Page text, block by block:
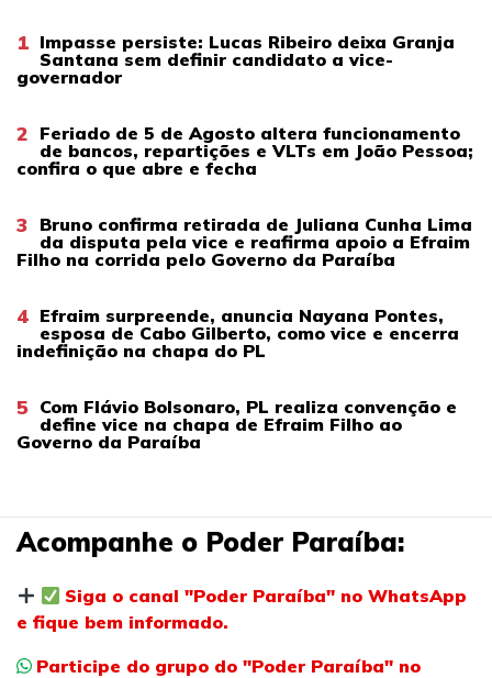
1 Impasse persiste: Lucas Ribeiro deixa Granja
Santana sem definir candidato a vice-
governador
2 Feriado de 5 de Agosto altera funcionamento
de bancos, repartições e VLTs em João Pessoa;
confira o que abre e fecha
3 Bruno confirma retirada de Juliana Cunha Lima
da disputa pela vice e reafirma apoio a Efraim
Filho na corrida pelo Governo da Paraíba
4 Efraim surpreende, anuncia Nayana Pontes,
esposa de Cabo Gilberto, como vice e encerra
indefinição na chapa do PL
5 Com Flávio Bolsonaro, PL realiza convenção e
define vice na chapa de Efraim Filho ao
Governo da Paraíba
Acompanhe o Poder Paraíba:
Siga o canal "Poder Paraíba" no WhatsApp
e fique bem informado.
Participe do grupo do "Poder Paraíba" no